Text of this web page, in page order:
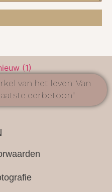
van het leven. Van
eerbetoon"